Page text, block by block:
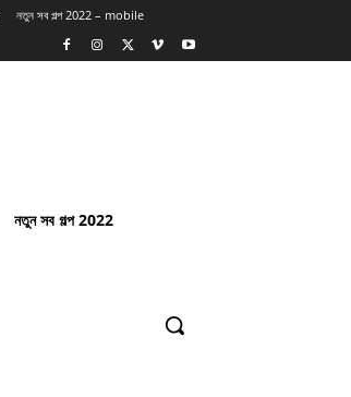
নতুন সব গল্প 2022 – mobile
নতুন সব গল্প 2022